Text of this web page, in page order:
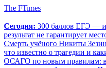
The FTimes
Сегодня: 300 баллов ЕГЭ —
результат не гарантирует
Смерть учёного Никиты
что известно о трагедии и
ОСАГО по новым правилам: